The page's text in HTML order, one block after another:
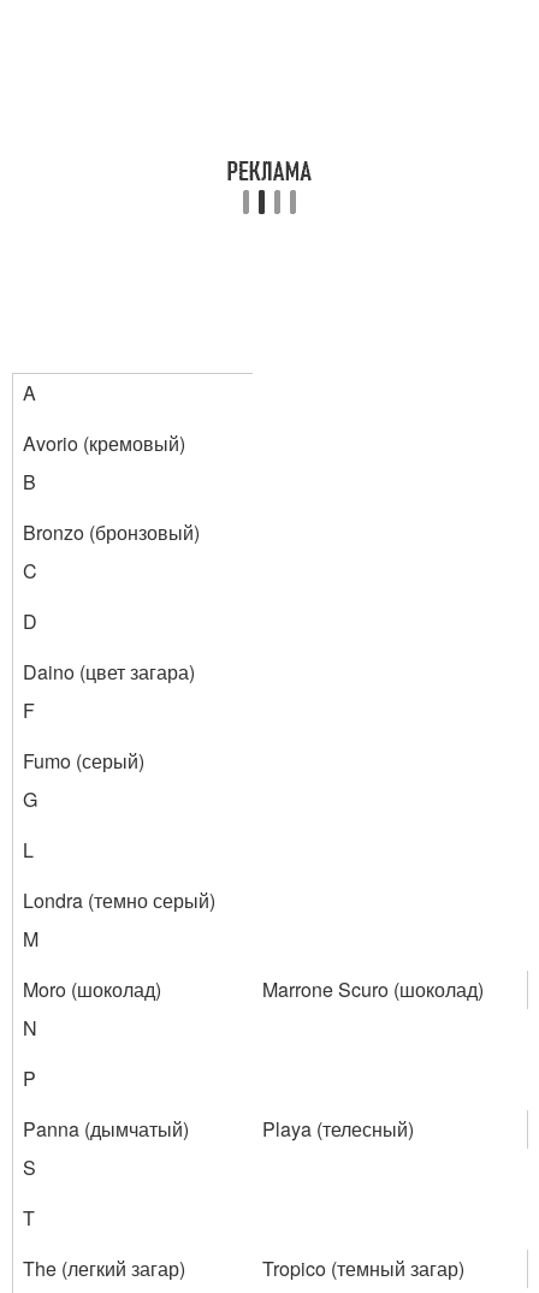
A
Avorio (кремовый)
B
Bronzo (бронзовый)
C
D
Daino (цвет загара)
F
Fumo (серый)
G
L
Londra (темно серый)
M
Moro (шоколад)
Marrone Scuro (шоколад)
N
P
Panna (дымчатый)
Playa (телесный)
S
T
The (легкий загар)
Tropico (темный загар)